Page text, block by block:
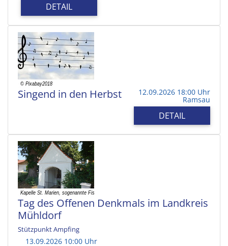
DETAIL
Singend in den Herbst 12.09.2026 18:00 Uhr
Ramsau
DETAIL
Tag des Offenen Denkmals im Landkreis
Mühldorf
Stützpunkt Ampfing
13.09.2026 10:00 Uhr